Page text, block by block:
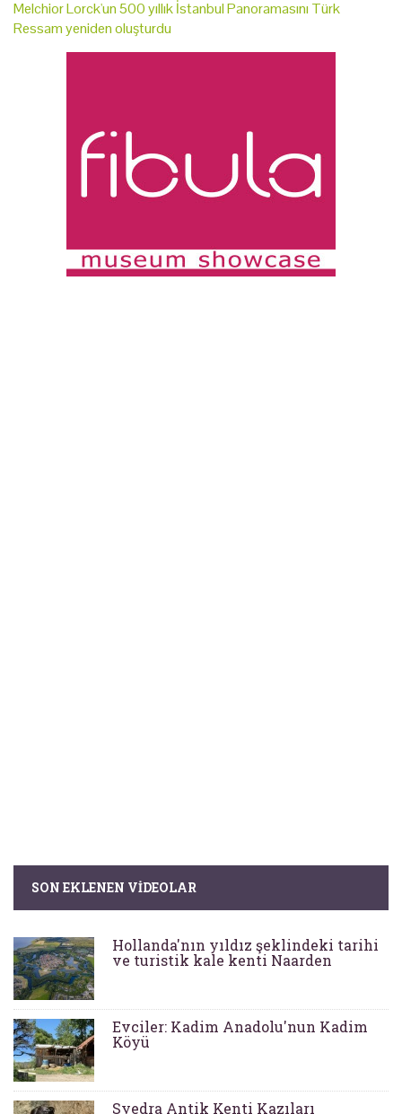
Melchior Lorck'un 500 yıllık İstanbul Panoramasını Türk
Ressam yeniden oluşturdu
SON EKLENEN VIDEOLAR
Hollanda'nın yıldız şeklindeki tarihi
ve turistik kale kenti Naarden
Evciler: Kadim Anadolu'nun Kadim
Köyü
Syedra Antik Kenti Kazıları